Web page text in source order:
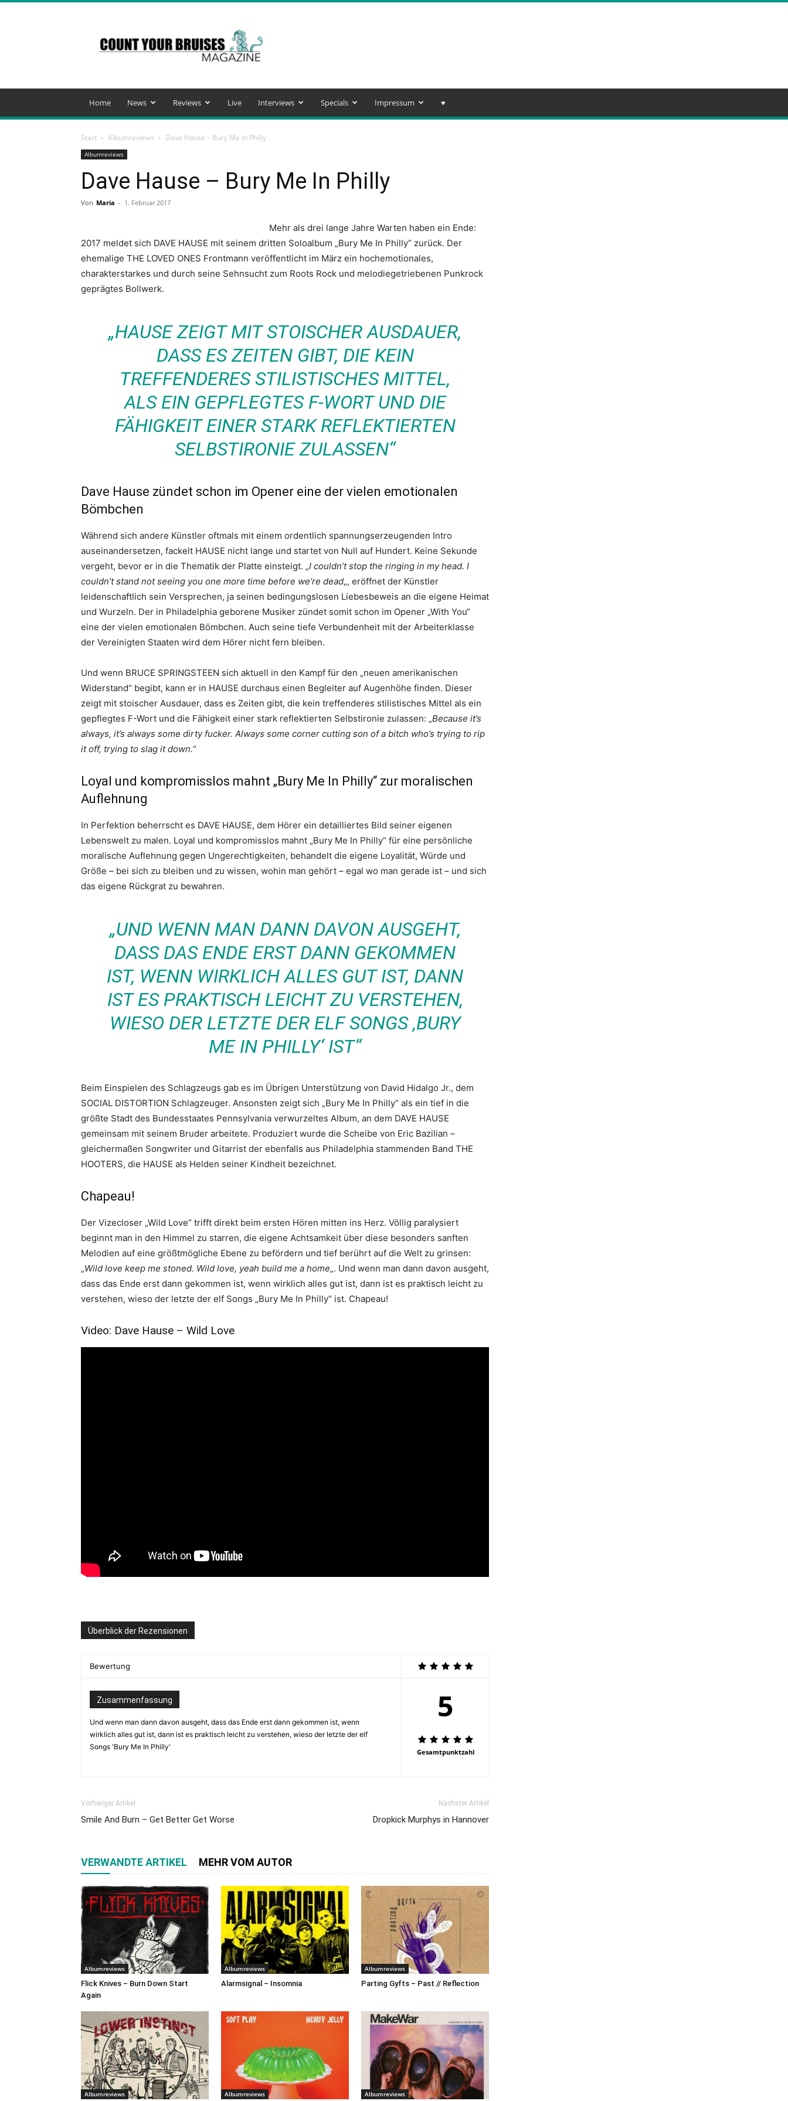
Your
Bruises
Magazine
Home News Reviews Live Interviews Specials Impressum ♥️
Start Albumreviews Dave Hause – Bury Me In Philly
Albumreviews
Dave Hause – Bury Me In Philly
Von Maria - 1. Februar 2017
Mehr als drei lange Jahre Warten haben ein Ende:
2017 meldet sich DAVE HAUSE mit seinem dritten Soloalbum „Bury Me In Philly“ zurück. Der
ehemalige THE LOVED ONES Frontmann veröffentlicht im März ein hochemotionales,
charakterstarkes und durch seine Sehnsucht zum Roots Rock und melodiegetriebenen Punkrock
geprägtes Bollwerk.
„HAUSE ZEIGT MIT STOISCHER AUSDAUER,
DASS ES ZEITEN GIBT, DIE KEIN
TREFFENDERES STILISTISCHES MITTEL,
ALS EIN GEPFLEGTES F-WORT UND DIE
FÄHIGKEIT EINER STARK REFLEKTIERTEN
SELBSTIRONIE ZULASSEN“
Dave Hause zündet schon im Opener eine der vielen emotionalen
Bömbchen
Während sich andere Künstler oftmals mit einem ordentlich spannungserzeugenden Intro
auseinandersetzen, fackelt HAUSE nicht lange und startet von Null auf Hundert. Keine Sekunde
vergeht, bevor er in die Thematik der Platte einsteigt. „I couldn’t stop the ringing in my head. I
couldn’t stand not seeing you one more time before we’re dead„, eröffnet der Künstler
leidenschaftlich sein Versprechen, ja seinen bedingungslosen Liebesbeweis an die eigene Heimat
und Wurzeln. Der in Philadelphia geborene Musiker zündet somit schon im Opener „With You“
eine der vielen emotionalen Bömbchen. Auch seine tiefe Verbundenheit mit der Arbeiterklasse
der Vereinigten Staaten wird dem Hörer nicht fern bleiben.
Und wenn BRUCE SPRINGSTEEN sich aktuell in den Kampf für den „neuen amerikanischen
Widerstand“ begibt, kann er in HAUSE durchaus einen Begleiter auf Augenhöhe finden. Dieser
zeigt mit stoischer Ausdauer, dass es Zeiten gibt, die kein treffenderes stilistisches Mittel als ein
gepflegtes F-Wort und die Fähigkeit einer stark reflektierten Selbstironie zulassen: „Because it’s
always, it’s always some dirty fucker. Always some corner cutting son of a bitch who’s trying to rip
it off, trying to slag it down.“
Loyal und kompromisslos mahnt „Bury Me In Philly“ zur moralischen
Auflehnung
In Perfektion beherrscht es DAVE HAUSE, dem Hörer ein detailliertes Bild seiner eigenen
Lebenswelt zu malen. Loyal und kompromisslos mahnt „Bury Me In Philly“ für eine persönliche
moralische Auflehnung gegen Ungerechtigkeiten, behandelt die eigene Loyalität, Würde und
Größe – bei sich zu bleiben und zu wissen, wohin man gehört – egal wo man gerade ist – und sich
das eigene Rückgrat zu bewahren.
„UND WENN MAN DANN DAVON AUSGEHT,
DASS DAS ENDE ERST DANN GEKOMMEN
IST, WENN WIRKLICH ALLES GUT IST, DANN
IST ES PRAKTISCH LEICHT ZU VERSTEHEN,
WIESO DER LETZTE DER ELF SONGS ‚BURY
ME IN PHILLY‘ IST“
Beim Einspielen des Schlagzeugs gab es im Übrigen Unterstützung von David Hidalgo Jr., dem
SOCIAL DISTORTION Schlagzeuger. Ansonsten zeigt sich „Bury Me In Philly“ als ein tief in die
größte Stadt des Bundesstaates Pennsylvania verwurzeltes Album, an dem DAVE HAUSE
gemeinsam mit seinem Bruder arbeitete. Produziert wurde die Scheibe von Eric Bazilian –
gleichermaßen Songwriter und Gitarrist der ebenfalls aus Philadelphia stammenden Band THE
HOOTERS, die HAUSE als Helden seiner Kindheit bezeichnet.
Chapeau!
Der Vizecloser „Wild Love“ trifft direkt beim ersten Hören mitten ins Herz. Völlig paralysiert
beginnt man in den Himmel zu starren, die eigene Achtsamkeit über diese besonders sanften
Melodien auf eine größtmögliche Ebene zu befördern und tief berührt auf die Welt zu grinsen:
„Wild love keep me stoned. Wild love, yeah build me a home„. Und wenn man dann davon ausgeht,
dass das Ende erst dann gekommen ist, wenn wirklich alles gut ist, dann ist es praktisch leicht zu
verstehen, wieso der letzte der elf Songs „Bury Me In Philly“ ist. Chapeau!
Video: Dave Hause – Wild Love
Überblick der Rezensionen
Bewertung
Zusammenfassung
Und wenn man dann davon ausgeht, dass das Ende erst dann gekommen ist, wenn
wirklich alles gut ist, dann ist es praktisch leicht zu verstehen, wieso der letzte der elf
Songs 'Bury Me In Philly'
5
Gesamtpunktzahl
Vorheriger Artikel
Smile And Burn – Get Better Get Worse
Nächster Artikel
Dropkick Murphys in Hannover
VERWANDTE ARTIKEL MEHR VOM AUTOR
Albumreviews
Flick Knives – Burn Down Start
Again
Albumreviews
Alarmsignal – Insomnia
Albumreviews
Parting Gyfts – Past // Reflection
Albumreviews Albumreviews Albumreviews